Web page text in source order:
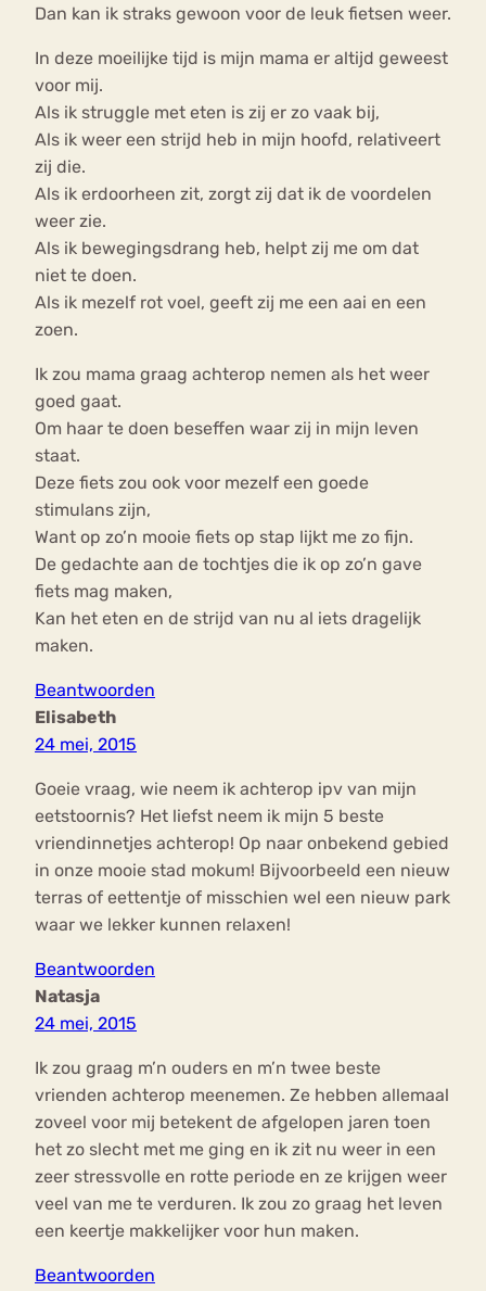
Dan kan ik straks gewoon voor de leuk fietsen weer.
In deze moeilijke tijd is mijn mama er altijd geweest
voor mij.
Als ik struggle met eten is zij er zo vaak bij,
Als ik weer een strijd heb in mijn hoofd, relativeert
zij die.
Als ik erdoorheen zit, zorgt zij dat ik de voordelen
weer zie.
Als ik bewegingsdrang heb, helpt zij me om dat
niet te doen.
Als ik mezelf rot voel, geeft zij me een aai en een
zoen.
Ik zou mama graag achterop nemen als het weer
goed gaat.
Om haar te doen beseffen waar zij in mijn leven
staat.
Deze fiets zou ook voor mezelf een goede
stimulans zijn,
Want op zo’n mooie fiets op stap lijkt me zo fijn.
De gedachte aan de tochtjes die ik op zo’n gave
fiets mag maken,
Kan het eten en de strijd van nu al iets dragelijk
maken.
Beantwoorden
Elisabeth
24 mei, 2015
Goeie vraag, wie neem ik achterop ipv van mijn
eetstoornis? Het liefst neem ik mijn 5 beste
vriendinnetjes achterop! Op naar onbekend gebied
in onze mooie stad mokum! Bijvoorbeeld een nieuw
terras of eettentje of misschien wel een nieuw park
waar we lekker kunnen relaxen!
Beantwoorden
Natasja
24 mei, 2015
Ik zou graag m’n ouders en m’n twee beste
vrienden achterop meenemen. Ze hebben allemaal
zoveel voor mij betekent de afgelopen jaren toen
het zo slecht met me ging en ik zit nu weer in een
zeer stressvolle en rotte periode en ze krijgen weer
veel van me te verduren. Ik zou zo graag het leven
een keertje makkelijker voor hun maken.
Beantwoorden